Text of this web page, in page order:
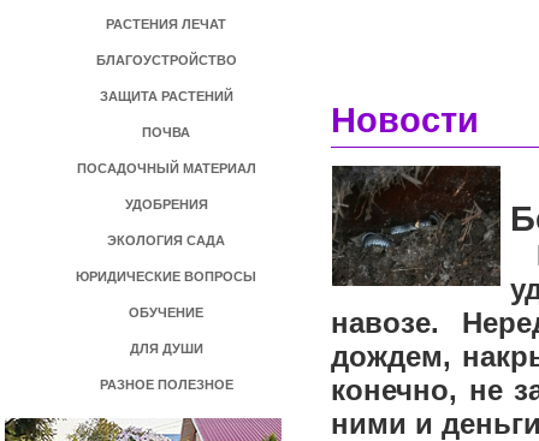
РАСТЕНИЯ ЛЕЧАТ
БЛАГОУСТРОЙСТВО
ЗАЩИТА РАСТЕНИЙ
ПОЧВА
ПОСАДОЧНЫЙ МАТЕРИАЛ
УДОБРЕНИЯ
ЭКОЛОГИЯ САДА
ЮРИДИЧЕСКИЕ ВОПРОСЫ
ОБУЧЕНИЕ
ДЛЯ ДУШИ
РАЗНОЕ ПОЛЕЗНОЕ
Новости
навозе.
дождем,
конечно, не
ними и